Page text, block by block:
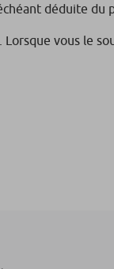
déduite du
vous le